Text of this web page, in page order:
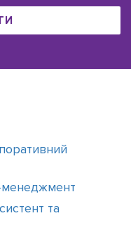
менеджмент
та